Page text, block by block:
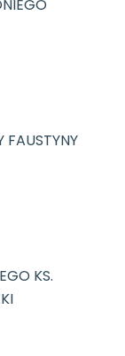
FAUSTYNY
KS.